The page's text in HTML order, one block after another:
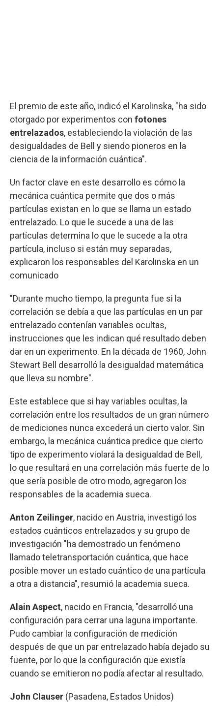
El premio de este año, indicó el Karolinska, "ha sido
otorgado por experimentos con fotones
entrelazados, estableciendo la violación de las
desigualdades de Bell y siendo pioneros en la
ciencia de la información cuántica".
Un factor clave en este desarrollo es cómo la
mecánica cuántica permite que dos o más
partículas existan en lo que se llama un estado
entrelazado. Lo que le sucede a una de las
partículas determina lo que le sucede a la otra
partícula, incluso si están muy separadas,
explicaron los responsables del Karolinska en un
comunicado
"Durante mucho tiempo, la pregunta fue si la
correlación se debía a que las partículas en un par
entrelazado contenían variables ocultas,
instrucciones que les indican qué resultado deben
dar en un experimento. En la década de 1960, John
Stewart Bell desarrolló la desigualdad matemática
que lleva su nombre".
Este establece que si hay variables ocultas, la
correlación entre los resultados de un gran número
de mediciones nunca excederá un cierto valor. Sin
embargo, la mecánica cuántica predice que cierto
tipo de experimento violará la desigualdad de Bell,
lo que resultará en una correlación más fuerte de lo
que sería posible de otro modo, agregaron los
responsables de la academia sueca.
Anton Zeilinger, nacido en Austria, investigó los
estados cuánticos entrelazados y su grupo de
investigación "ha demostrado un fenómeno
llamado teletransportación cuántica, que hace
posible mover un estado cuántico de una partícula
a otra a distancia", resumió la academia sueca.
Alain Aspect, nacido en Francia, "desarrolló una
configuración para cerrar una laguna importante.
Pudo cambiar la configuración de medición
después de que un par entrelazado había dejado su
fuente, por lo que la configuración que existía
cuando se emitieron no podía afectar al resultado.
John Clauser (Pasadena, Estados Unidos)